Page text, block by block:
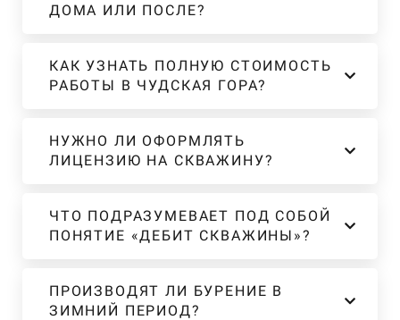
ДОМА ИЛИ ПОСЛЕ?
КАК УЗНАТЬ ПОЛНУЮ СТОИМОСТЬ
РАБОТЫ В ЧУДСКАЯ ГОРА?
НУЖНО ЛИ ОФОРМЛЯТЬ
ЛИЦЕНЗИЮ НА СКВАЖИНУ?
ЧТО ПОДРАЗУМЕВАЕТ ПОД СОБОЙ
ПОНЯТИЕ «ДЕБИТ СКВАЖИНЫ»?
ПРОИЗВОДЯТ ЛИ БУРЕНИЕ В
ЗИМНИЙ ПЕРИОД?